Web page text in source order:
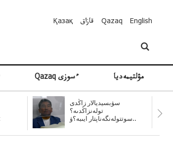
Қазақ قازاق Qazaq English
Qazaq ءسوزى مۋلتيمەديا
سۋبسيديالار زاڭدى
تولەنزاڭدىە؟
سوتتولەنگەناپتار ايىبە؟ۋ..